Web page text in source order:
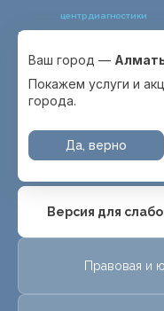
центр диагностики
Выбрать город
с. Отеген батыра
Ваш город —
Покажем услуги и
города.
Да, верно
Версия для
Правовая и